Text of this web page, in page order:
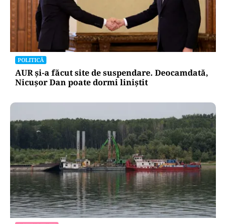
POLITICĂ
AUR și-a făcut site de suspendare. Deocamdată,
Nicușor Dan poate dormi liniștit